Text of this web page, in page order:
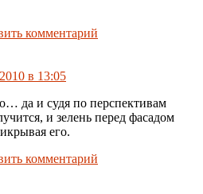
комментарий
в 13:05
да и судя по перспективам
и зелень перед фасадом
его.
комментарий